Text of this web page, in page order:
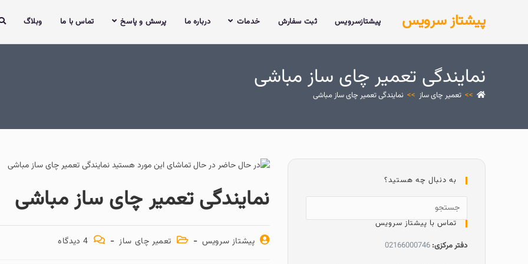
پیشتاز سرویس پیشتازسرویس ثبت سفارش خدمات درباره ما پرسش و پاسخ تماس با ما وبلاگ
نمایندگی تعمیر چای ساز مباشی
>> تعمیر چای ساز >> نمایندگی تعمیر چای ساز مباشی
نمایندگی تعمیر چای ساز مباشی
پیشتاز سرویس تعمیر چای ساز 4 دیدگاه‌
به دنبال چه هستید؟
تماس با پیشتاز سرویس
دفتر مرکزی: 02166000746